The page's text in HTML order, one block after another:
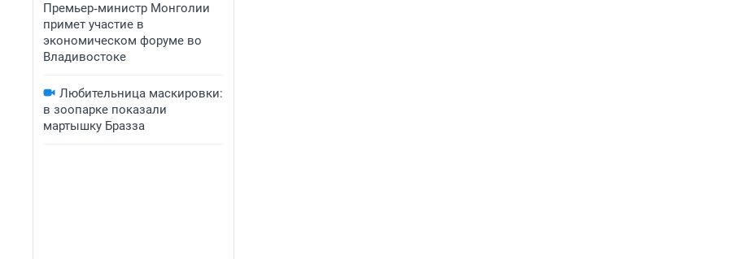
Премьер‑министр Монголии
примет участие в
экономическом форуме во
Владивостоке
Любительница маскировки:
в зоопарке показали
мартышку Бразза